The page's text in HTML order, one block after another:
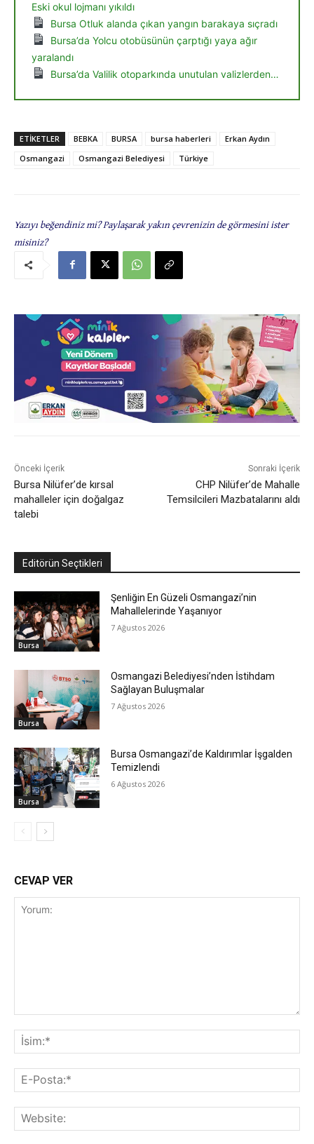
Eski okul lojmanı yıkıldı
Bursa Otluk alanda çıkan yangın barakaya sıçradı
Bursa’da Yolcu otobüsünün çarptığı yaya ağır
yaralandı
Bursa’da Valilik otoparkında unutulan valizlerden…
ETIKETLER BEBKA BURSA bursa haberleri
Erkan Aydın
Osmangazi
Osmangazi Belediyesi Türkiye
Yazıyı beğendiniz mi? Paylaşarak yakın çevrenizin de görmesini ister
misiniz?
Önceki İçerik
Bursa Nilüfer’de kırsal
mahalleler için doğalgaz
talebi
Sonraki İçerik
CHP Nilüfer’de Mahalle
Temsilcileri Mazbatalarını aldı
Editörün Seçtikleri
Bursa
Şenliğin En Güzeli Osmangazi’nin
Mahallelerinde Yaşanıyor
7 Ağustos 2026
Bursa
Osmangazi Belediyesi’nden İstihdam
Sağlayan Buluşmalar
7 Ağustos 2026
Bursa
Bursa Osmangazi’de Kaldırımlar İşgalden
Temizlendi
6 Ağustos 2026
CEVAP VER